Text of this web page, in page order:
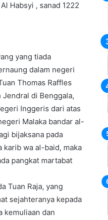
Habsyi , sanad 1222
yang tiada
dalam negeri
Thomas Raffles
di Benggala,
Inggeris dari atas
Malaka bandar al-
bijaksana pada
karib wa al-baid, maka
pangkat martabat
Tuan Raja, yang
sejahteranya kepada
kemuliaan dan